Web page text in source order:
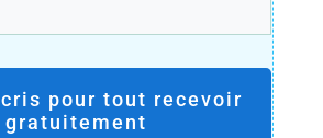
pour tout recevoir
gratuitement